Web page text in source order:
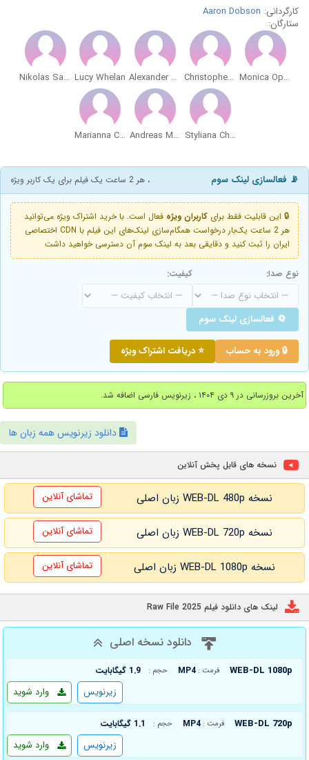
کارگردانی: Aaron Dobson
ستارگان:
Monica Oprisan
Christopher Sutcliffe
Alexander Bishop
Lucy Whelan
Nikolas Savva
Styliana Charikleidou
Andreas Massou
Marianna Christofides
📡 فعالسازی لینک سوم ، هر 2 ساعت یک فیلم برای یک کاربر ویژه
🔒 این قابلیت فقط برای کاربران ویژه فعال است. با خرید اشتراک ویژه می‌توانید
هر 2 ساعت یک‌بار درخواست همگام‌سازی لینک‌های این فیلم با CDN اختصاصی
ایران را ثبت کنید و دقایقی بعد به لینک سوم آن دسترسی خواهید داشت
نوع صدا: کیفیت:
🔄 فعالسازی لینک سوم
🔒 ورود به حساب ⭐ دریافت اشتراک ویژه
آخرین بروزرسانی در ۹ دی ۱۴۰۴ ، زیرنویس فارسی اضافه شد.
دانلود زیرنویس همه زبان ها
نسخه های قابل پخش آنلاین
نسخه WEB-DL 480p زبان اصلی تماشای آنلاین
نسخه WEB-DL 720p زبان اصلی تماشای آنلاین
نسخه WEB-DL 1080p زبان اصلی تماشای آنلاین
لینک های دانلود فیلم Raw File 2025
دانلود نسخه اصلی
WEB-DL 1080p فرمت : MP4 حجم : 1.9 گیگابایت
وارد شوید زیرنویس
WEB-DL 720p فرمت : MP4 حجم : 1.1 گیگابایت
وارد شوید زیرنویس